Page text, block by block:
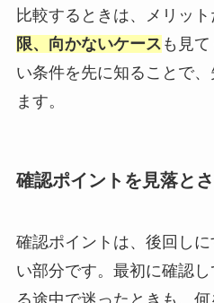
比較するときは、メリット
限、向かないケース も見
い条件を先に知ることで
ます。
確認ポイントを見落と
確認ポイントは、後回し
い部分です。最初に確認